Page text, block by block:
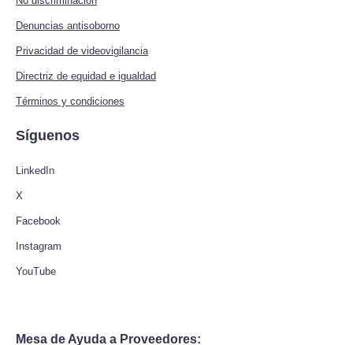
Denuncias antisoborno
Privacidad de videovigilancia
Directriz de equidad e igualdad
Términos y condiciones
Síguenos
LinkedIn
X
Facebook
Instagram
YouTube
Mesa de Ayuda a Proveedores: